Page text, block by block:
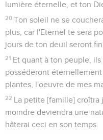
lumière éternelle, et ton
20 Ton soleil ne se
plus, car l'Eternel te sera
jours de ton deuil seront
21 Et quant à ton peuple,
posséderont
plantes, l'oeuvre de mes
22 La petite [famille] croîtra
moindre deviendra une
hâterai ceci en son temps.